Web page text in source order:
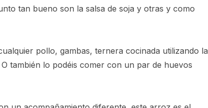
tan bueno son la salsa de soja y otras y como
pollo, gambas, ternera cocinada utilizando la
también lo podéis comer con un par de huevos